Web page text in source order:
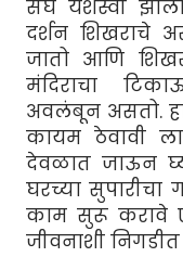
संघ यशस्वी
दर्शन शिखराचे
जातो आणि
मंदिराचा
अवलंबून असतो.
कायम ठेवावी
देवळात जाऊन
घरच्या
काम सुरू करावे
जीवनाशी